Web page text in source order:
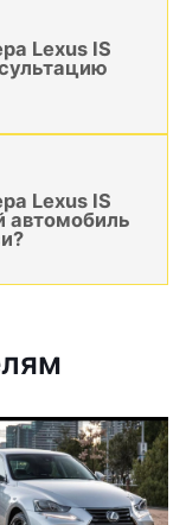
Lexus IS
Lexus IS
автомобиль